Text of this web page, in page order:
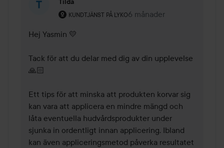
KUNDTJÄNST PÅ LYKO
Användarens roll: Kundtjänst på Lyko.
6 månader
Kommentaren lades 6
Hej Yasmin 💛
Tack för att du delar med dig av din upplevelse
🙏🏻
Ett tips för att minska att produkten korvar sig
kan vara att applicera en mindre mängd och
låta eventuella hudvårdsprodukter under
sjunka in ordentligt innan applicering. Ibland
kan även appliceringsmetod påverka resultatet